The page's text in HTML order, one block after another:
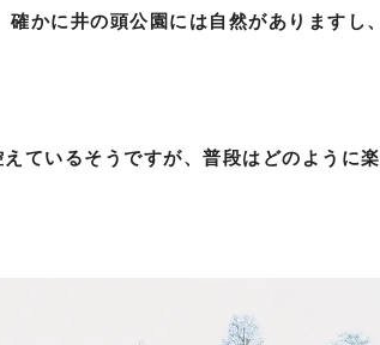
かに井の頭公園には自然がありますし、
ているそうですが、普段はどのように楽